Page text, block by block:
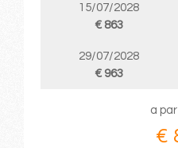
15/07/2028
€ 863
29/07/2028
€ 963
a
€